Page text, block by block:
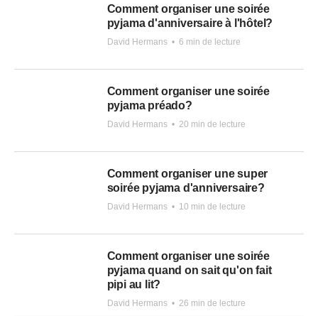
Comment organiser une soirée
pyjama d'anniversaire à l'hôtel?
David Hermans • 6 min de lecture
Comment organiser une soirée
pyjama préado?
David Hermans • 20 min de lecture
Comment organiser une super
soirée pyjama d'anniversaire?
David Hermans • 10 min de lecture
Comment organiser une soirée
pyjama quand on sait qu'on fait
pipi au lit?
David Hermans • 26 min de lecture